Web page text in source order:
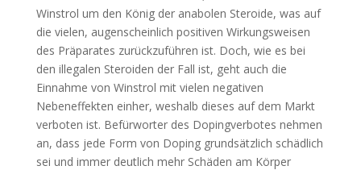
Winstrol um den König der anabolen Steroide, was auf
die vielen, augenscheinlich positiven Wirkungsweisen
des Präparates zurückzuführen ist. Doch, wie es bei
den illegalen Steroiden der Fall ist, geht auch die
Einnahme von Winstrol mit vielen negativen
Nebeneffekten einher, weshalb dieses auf dem Markt
verboten ist. Befürworter des Dopingverbotes nehmen
an, dass jede Form von Doping grundsätzlich schädlich
sei und immer deutlich mehr Schäden am Körper